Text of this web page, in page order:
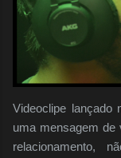
Videoclipe
uma mensagem de
relacionamento,